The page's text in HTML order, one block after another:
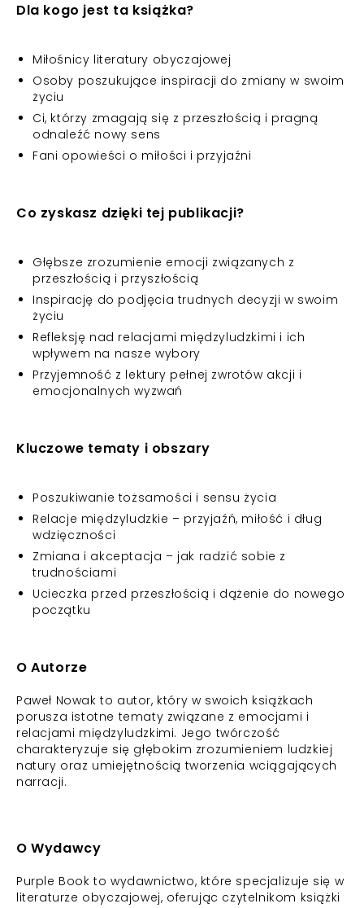
Dla kogo jest ta książka?
Miłośnicy literatury obyczajowej
Osoby poszukujące inspiracji do zmiany w swoim
życiu
Ci, którzy zmagają się z przeszłością i pragną
odnaleźć nowy sens
Fani opowieści o miłości i przyjaźni
Co zyskasz dzięki tej publikacji?
Głębsze zrozumienie emocji związanych z
przeszłością i przyszłością
Inspirację do podjęcia trudnych decyzji w swoim
życiu
Refleksję nad relacjami międzyludzkimi i ich
wpływem na nasze wybory
Przyjemność z lektury pełnej zwrotów akcji i
emocjonalnych wyzwań
Kluczowe tematy i obszary
Poszukiwanie tożsamości i sensu życia
Relacje międzyludzkie – przyjaźń, miłość i dług
wdzięczności
Zmiana i akceptacja – jak radzić sobie z
trudnościami
Ucieczka przed przeszłością i dążenie do nowego
początku
O Autorze
Paweł Nowak to autor, który w swoich książkach
porusza istotne tematy związane z emocjami i
relacjami międzyludzkimi. Jego twórczość
charakteryzuje się głębokim zrozumieniem ludzkiej
natury oraz umiejętnością tworzenia wciągających
narracji.
O Wydawcy
Purple Book to wydawnictwo, które specjalizuje się w
literaturze obyczajowej, oferując czytelnikom książki